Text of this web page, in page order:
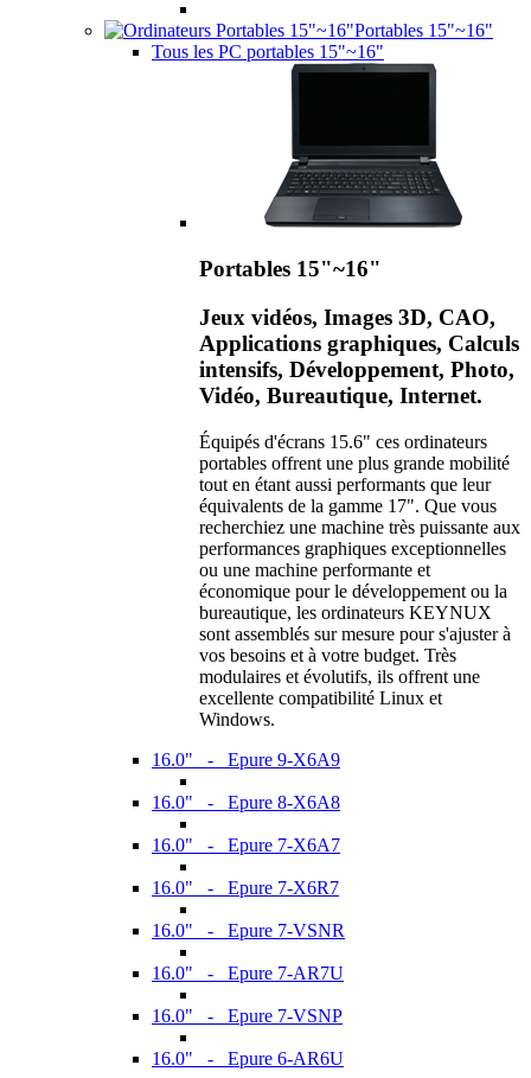
Portables 15"~16"
Tous les PC portables 15"~16"
Portables 15"~16"
Jeux vidéos, Images 3D, CAO,
Applications graphiques, Calculs
intensifs, Développement, Photo,
Vidéo, Bureautique, Internet.
Équipés d'écrans 15.6" ces ordinateurs
portables offrent une plus grande mobilité
tout en étant aussi performants que leur
équivalents de la gamme 17". Que vous
recherchiez une machine très puissante aux
performances graphiques exceptionnelles
ou une machine performante et
économique pour le développement ou la
bureautique, les ordinateurs KEYNUX
sont assemblés sur mesure pour s'ajuster à
vos besoins et à votre budget. Très
modulaires et évolutifs, ils offrent une
excellente compatibilité Linux et
Windows.
16.0" - Epure 9-X6A9
16.0" - Epure 8-X6A8
16.0" - Epure 7-X6A7
16.0" - Epure 7-X6R7
16.0" - Epure 7-VSNR
16.0" - Epure 7-AR7U
16.0" - Epure 7-VSNP
16.0" - Epure 6-AR6U